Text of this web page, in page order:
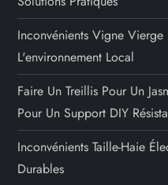
n
d
e
s
Inconvénients Vigne
L'environnement Local
Faire Un Treillis Pour Un
Pour Un Support DIY
Inconvénients Taille-Haie
Durables